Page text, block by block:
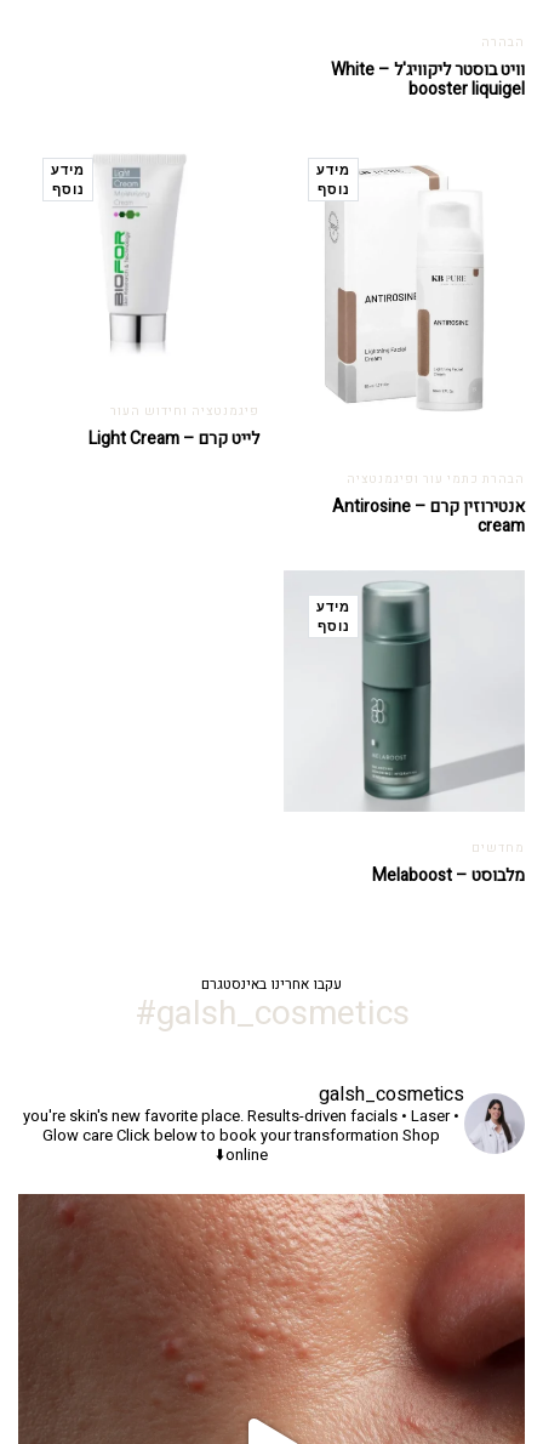
הבהרה
וויט בוסטר ליקוויג'ל – White
booster liquigel
מידע
נוסף
הבהרת כתמי עור ופיגמנטציה
אנטירוזין קרם – Antirosine
cream
מידע
נוסף
פיגמנטציה וחידוש העור
לייט קרם – Light Cream
מידע
נוסף
מחדשים
מלבוסט – Melaboost
עקבו אחרינו באינסטגרם
galsh_cosmetics#
galsh_cosmetics
you're skin's new favorite place.Results-driven facials • Laser •
Glow careClick below to book your transformation Shop
online⬇️